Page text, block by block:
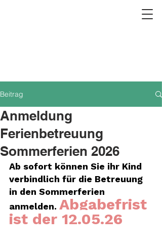
Beitrag
Anmeldung
Ferienbetreuung
Sommerferien 2026
Ab sofort können Sie ihr Kind
verbindlich für die Betreuung
in den Sommerferien
anmelden. Abgabefrist
ist der 12.05.26